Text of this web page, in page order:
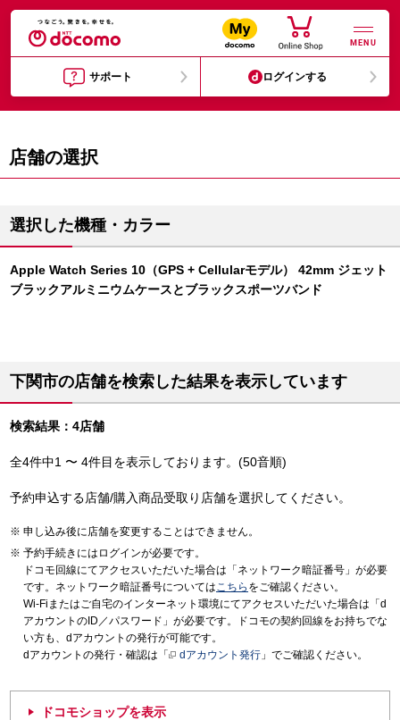
MENU
サポート ログインする
店舗の選択
選択した機種・カラー
Apple Watch Series 10（GPS + Cellularモデル） 42mm ジェット
ブラックアルミニウムケースとブラックスポーツバンド
下関市の店舗を検索した結果を表示しています
検索結果：4店舗
全4件中1 〜 4件目を表示しております。(50音順)
予約申込する店舗/購入商品受取り店舗を選択してください。
申し込み後に店舗を変更することはできません。
予約手続きにはログインが必要です。
ドコモ回線にてアクセスいただいた場合は「ネットワーク暗証番号」が必要
です。ネットワーク暗証番号についてはこちら をご確認ください。
Wi-Fiまたはご自宅のインターネット環境にてアクセスいただいた場合は「d
アカウントのID／パスワード」が必要です。ドコモの契約回線をお持ちでな
い方も、dアカウントの発行が可能です。
dアカウントの発行・確認は「
dアカウント発行 」でご確認ください。
ドコモショップを表示